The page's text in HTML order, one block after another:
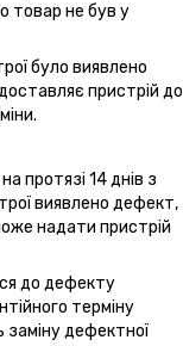
товар не був у
було виявлено
пристрій до
протязі 14 днів з
виявлено дефект,
надати пристрій
до дефекту
терміну
заміну дефектної